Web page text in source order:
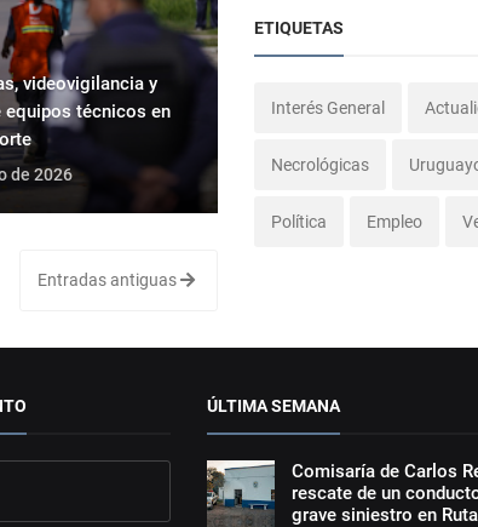
videovigilancia y
equipos técnicos en
de 2026
Entradas antiguas
ETIQUETAS
Interés General
Necrológicas
Política Empleo
ÚLTIMA SEMANA
Comisaría de Carlos
rescate de un
grave siniestro en